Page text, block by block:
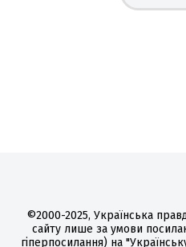
©2000-2025, Українська
сайту лише за умови
гіперпосилання) на